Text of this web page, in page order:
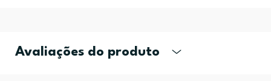
Avaliações do produto